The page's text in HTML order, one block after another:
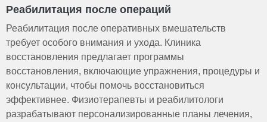
Реабилитация после операций
Реабилитация после оперативных вмешательств
требует особого внимания и ухода. Клиника
восстановления предлагает программы
восстановления, включающие упражнения, процедуры и
консультации, чтобы помочь восстановиться
эффективнее. Физиотерапевты и реабилитологи
разрабатывают персонализированные планы лечения,